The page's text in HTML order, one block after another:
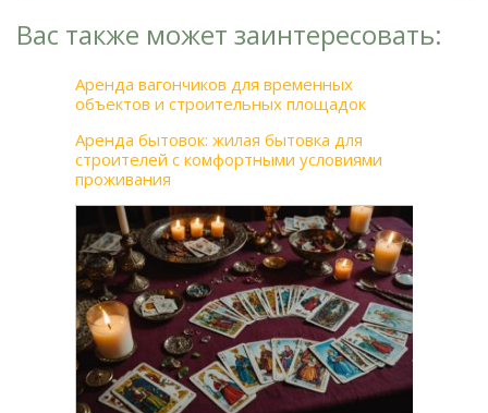
Вас также может заинтересовать:
Аренда вагончиков для временных
объектов и строительных площадок
Аренда бытовок: жилая бытовка для
строителей с комфортными условиями
проживания